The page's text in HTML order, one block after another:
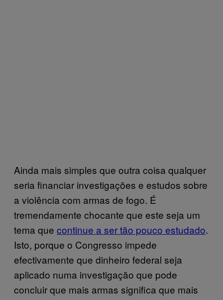
Ainda mais simples que outra coisa qualquer
seria financiar investigações e estudos sobre
a violência com armas de fogo. É
tremendamente chocante que este seja um
tema que continue a ser tão pouco estudado.
Isto, porque o Congresso impede
efectivamente que dinheiro federal seja
aplicado numa investigação que pode
concluir que mais armas significa que mais